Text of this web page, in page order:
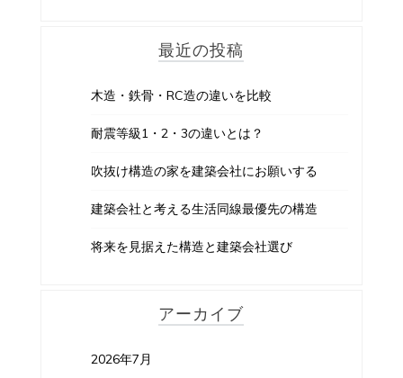
最近の投稿
木造・鉄骨・RC造の違いを比較
耐震等級1・2・3の違いとは？
吹抜け構造の家を建築会社にお願いする
建築会社と考える生活同線最優先の構造
将来を見据えた構造と建築会社選び
アーカイブ
2026年7月